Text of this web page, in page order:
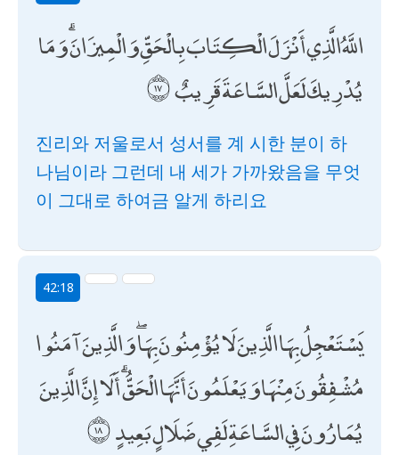
اللَّهُ الَّذِي أَنْزَلَ الْكِتَابَ بِالْحَقِّ وَالْمِيزَانَ ۗ وَمَا
يُدْرِيكَ لَعَلَّ السَّاعَةَ قَرِيبٌ
진리와 저울로서 성서를 계 시한 분이 하
나님이라 그런데 내 세가 가까왔음을 무엇
이 그대로 하여금 알게 하리요
42:18
يَسْتَعْجِلُ بِهَا الَّذِينَ لَا يُؤْمِنُونَ بِهَا ۖ وَالَّذِينَ آمَنُوا
مُشْفِقُونَ مِنْهَا وَيَعْلَمُونَ أَنَّهَا الْحَقُّ ۗ أَلَا إِنَّ الَّذِينَ
يُمَارُونَ فِي السَّاعَةِ لَفِي ضَلَالٍ بَعِيدٍ